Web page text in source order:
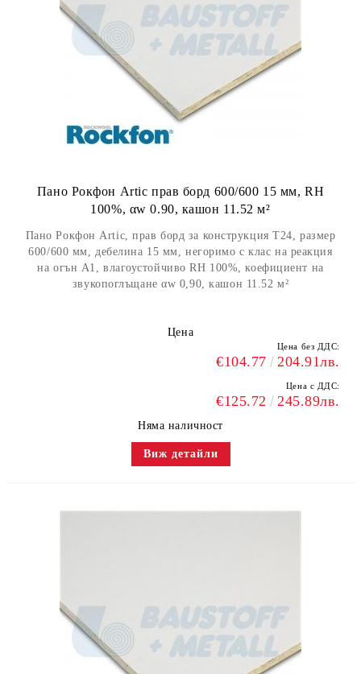
Пано Рокфон Artic прав борд 600/600 15 мм, RH
100%, αw 0.90, кашон 11.52 м²
Пано Рокфон Artic, прав борд за конструкция Т24, размер
600/600 мм, дебелина 15 мм, негоримо с клас на реакция
на огън А1, влагоустойчиво RH 100%, коефициент на
звукопоглъщане αw 0,90, кашон 11.52 м²
Цена
Цена без ДДС:
€104.77 204.91лв.
Цена с ДДС:
€125.72 245.89лв.
Няма наличност
Виж детайли